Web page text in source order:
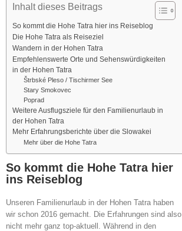
Inhalt dieses Beitrags
So kommt die Hohe Tatra hier ins Reiseblog
Die Hohe Tatra als Reiseziel
Wandern in der Hohen Tatra
Empfehlenswerte Orte und Sehenswürdigkeiten
in der Hohen Tatra
Štrbské Pleso / Tischirmer See
Stary Smokovec
Poprad
Weitere Ausflugsziele für den Familienurlaub in
der Hohen Tatra
Mehr Erfahrungsberichte über die Slowakei
Mehr über die Hohe Tatra
So kommt die Hohe Tatra hier
ins Reiseblog
Unseren Familienurlaub in der Hohen Tatra haben
wir schon 2016 gemacht. Die Erfahrungen sind also
nicht mehr ganz top-aktuell. Während in den